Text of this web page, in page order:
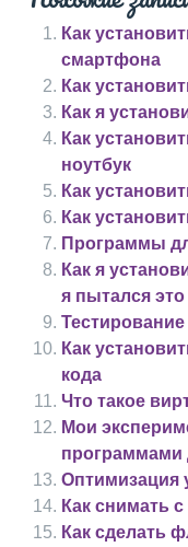
Как
смартфона
Как
Как я
Как
ноутбук
Как
Как
Программы
Как я
я пытался это
Как
кода
Что такое
Мои
программами
Оптимизация
Как снимать
Как сделать